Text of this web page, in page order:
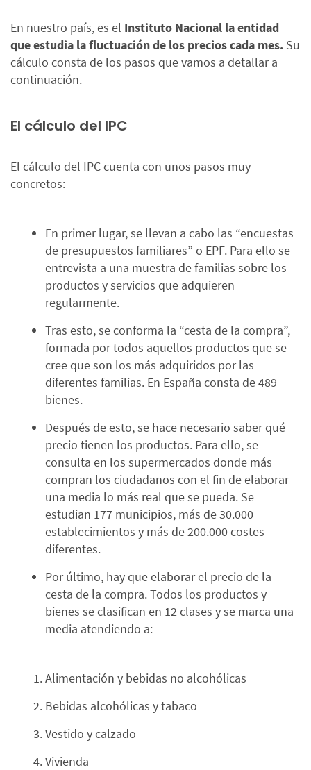
En nuestro país, es el Instituto Nacional la entidad
que estudia la fluctuación de los precios cada mes. Su
cálculo consta de los pasos que vamos a detallar a
continuación.
El cálculo del IPC
El cálculo del IPC cuenta con unos pasos muy
concretos:
En primer lugar, se llevan a cabo las “encuestas
de presupuestos familiares” o EPF. Para ello se
entrevista a una muestra de familias sobre los
productos y servicios que adquieren
regularmente.
Tras esto, se conforma la “cesta de la compra”,
formada por todos aquellos productos que se
cree que son los más adquiridos por las
diferentes familias. En España consta de 489
bienes.
Después de esto, se hace necesario saber qué
precio tienen los productos. Para ello, se
consulta en los supermercados donde más
compran los ciudadanos con el fin de elaborar
una media lo más real que se pueda. Se
estudian 177 municipios, más de 30.000
establecimientos y más de 200.000 costes
diferentes.
Por último, hay que elaborar el precio de la
cesta de la compra. Todos los productos y
bienes se clasifican en 12 clases y se marca una
media atendiendo a:
Alimentación y bebidas no alcohólicas
Bebidas alcohólicas y tabaco
Vestido y calzado
Vivienda